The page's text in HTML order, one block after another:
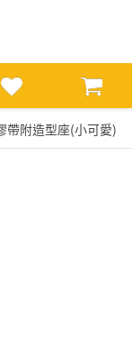
帶附造型座(小可愛)